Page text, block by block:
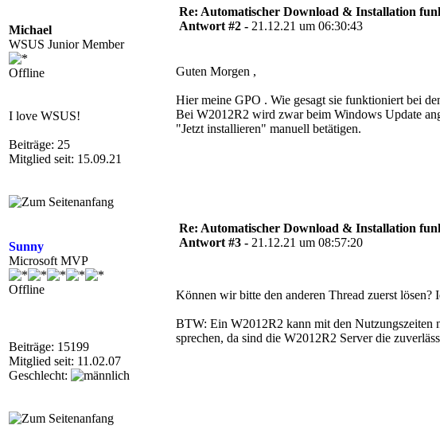
Michael
WSUS Junior Member
Offline
I love WSUS!
Beiträge: 25
Mitglied seit: 15.09.21
Re: Automatischer Download & Installation
Antwort #2 - 21.12.21 um 06:30:43
Guten Morgen ,
Hier meine GPO . Wie gesagt sie funktioniert bei
Bei W2012R2 wird zwar beim Windows Update
"Jetzt installieren" manuell betätigen.
Sunny
Microsoft MVP
Offline
Beiträge: 15199
Mitglied seit: 11.02.07
Geschlecht:
Re: Automatischer Download & Installation
Antwort #3 - 21.12.21 um 08:57:20
Können wir bitte den anderen Thread zuerst
BTW: Ein W2012R2 kann mit den Nutzungszeiten
sprechen, da sind die W2012R2 Server die